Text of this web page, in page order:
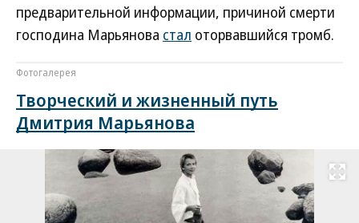
предварительной информации, причиной смерти
господина Марьянова стал оторвавшийся тромб.
Фотогалерея
Творческий и жизненный путь
Дмитрия Марьянова
Развернуть